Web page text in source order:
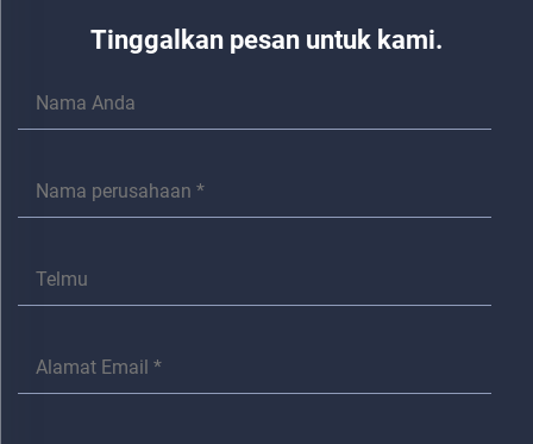
Tinggalkan pesan untuk kami.